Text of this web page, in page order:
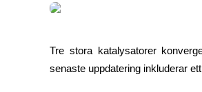
Futures med USDT som säkerhet
Tre stora katalysatorer
senaste uppdatering inkluderar